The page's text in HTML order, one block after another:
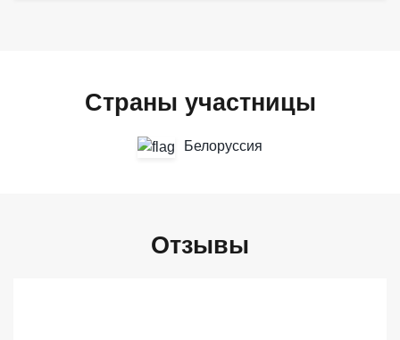
Страны участницы
Белоруссия
Отзывы